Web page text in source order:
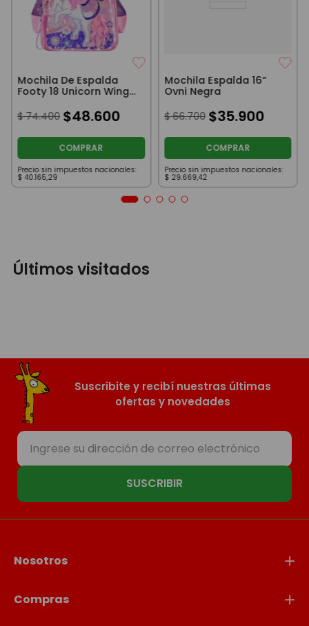
Mochila De Espalda
Footy 18 Unicorn Wings
Con Luz Led A Pila Rosa
Y Violeta
$ 74.400 $48.600
COMPRAR
Precio sin impuestos nacionales:
$ 40.165,29
Mochila Espalda 16”
Ovni Negra
$ 66.700 $35.900
COMPRAR
Precio sin impuestos nacionales:
$ 29.669,42
Últimos visitados
Suscribite y recibí nuestras últimas
ofertas y novedades
SUSCRIBIR
Nosotros
Compras